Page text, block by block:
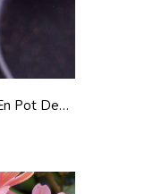
Pot De